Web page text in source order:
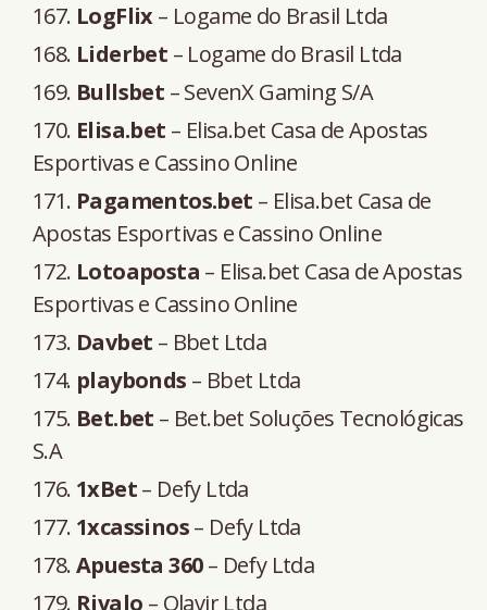
LogFlix– Logame do Brasil Ltda
Liderbet – Logame do Brasil Ltda
Bullsbet – SevenX Gaming S/A
Elisa.bet – Elisa.bet Casa de Apostas
Esportivas e Cassino Online
Pagamentos.bet – Elisa.bet Casa de
Apostas Esportivas e Cassino Online
Lotoaposta – Elisa.bet Casa de Apostas
Esportivas e Cassino Online
Davbet – Bbet Ltda
playbonds – Bbet Ltda
Bet.bet – Bet.bet Soluções Tecnológicas
S.A
1xBet– Defy Ltda
1xcassinos– Defy Ltda
Apuesta 360– Defy Ltda
Rivalo – Olavir Ltda